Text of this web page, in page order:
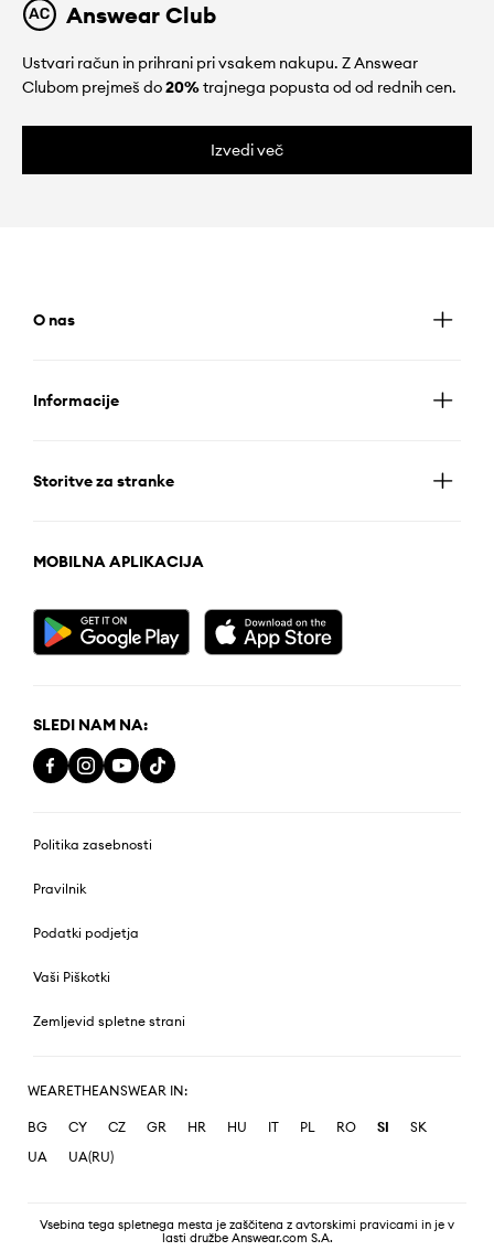
Answear Club
Ustvari račun in prihrani pri vsakem nakupu. Z Answear
Clubom prejmeš do20%trajnega popusta od od rednih cen.
Izvedi več
O nas
Informacije
Storitve za stranke
MOBILNA APLIKACIJA
SLEDI NAM NA:
Politika zasebnosti
Pravilnik
Podatki podjetja
Vaši Piškotki
Zemljevid spletne strani
WEARETHEANSWEAR IN:
BG CY CZ GR HR HU IT PL RO SI
SK
UA
UA(RU)
Vsebina tega spletnega mesta je zaščitena z avtorskimi pravicami in je v
lasti družbe Answear.com S.A.